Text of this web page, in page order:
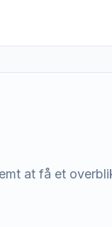
at få et